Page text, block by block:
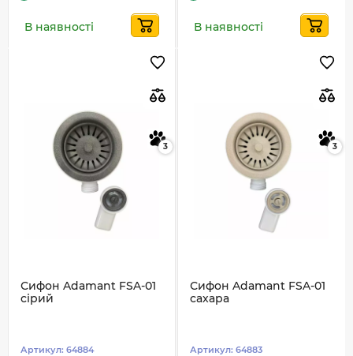
В наявності В наявності
3
Сифон Adamant FSA-01
сірий
Артикул: 64884
3
Сифон Adamant FSA-01
сахара
Артикул: 64883